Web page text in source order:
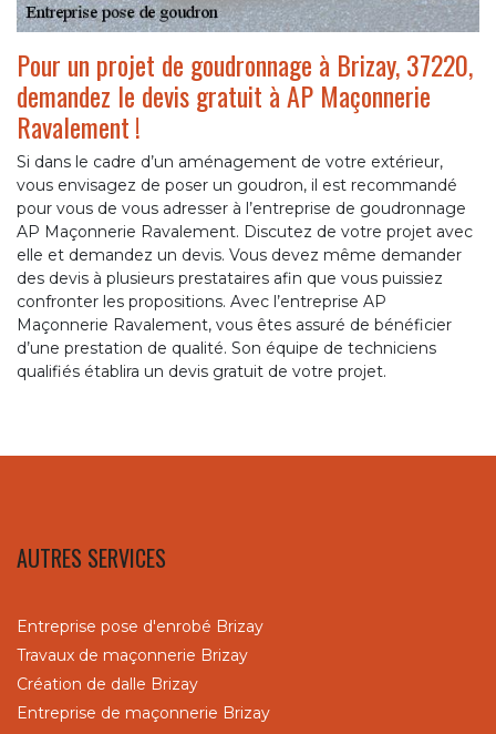
Pour un projet de goudronnage à Brizay, 37220,
demandez le devis gratuit à AP Maçonnerie
Ravalement !
Si dans le cadre d’un aménagement de votre extérieur,
vous envisagez de poser un goudron, il est recommandé
pour vous de vous adresser à l’entreprise de goudronnage
AP Maçonnerie Ravalement. Discutez de votre projet avec
elle et demandez un devis. Vous devez même demander
des devis à plusieurs prestataires afin que vous puissiez
confronter les propositions. Avec l’entreprise AP
Maçonnerie Ravalement, vous êtes assuré de bénéficier
d’une prestation de qualité. Son équipe de techniciens
qualifiés établira un devis gratuit de votre projet.
AUTRES SERVICES
Entreprise pose d'enrobé Brizay
Travaux de maçonnerie Brizay
Création de dalle Brizay
Entreprise de maçonnerie Brizay